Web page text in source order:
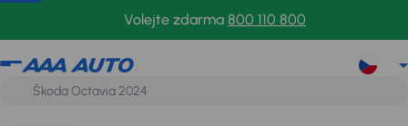
Volejte zdarma 800 110 800
Ford